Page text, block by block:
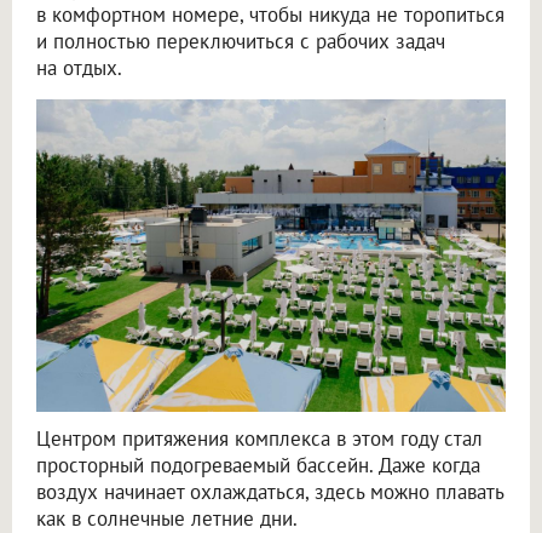
в комфортном номере, чтобы никуда не торопиться
и полностью переключиться с рабочих задач
на отдых.
Центром притяжения комплекса в этом году стал
просторный подогреваемый бассейн. Даже когда
воздух начинает охлаждаться, здесь можно плавать
как в солнечные летние дни.